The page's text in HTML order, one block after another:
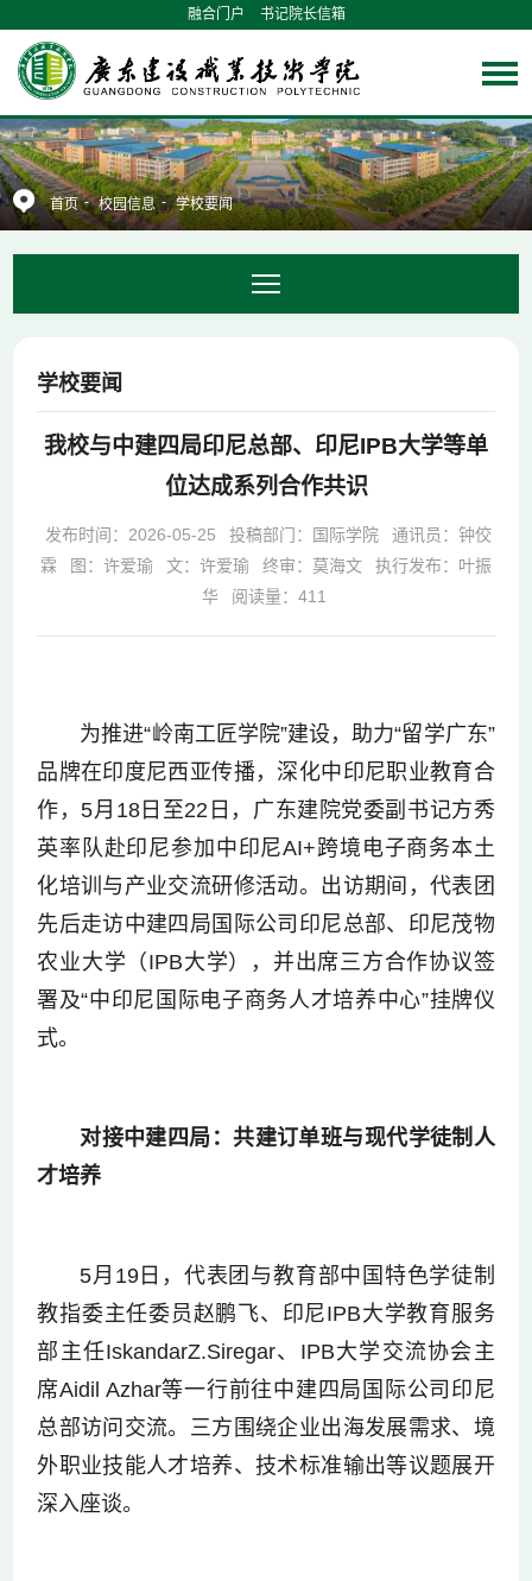
融合门户 书记院长信箱
首页 - 校园信息 - 学校要闻
学校要闻
我校与中建四局印尼总部、印尼IPB大学等单
位达成系列合作共识
发布时间：2026-05-25 投稿部门：国际学院
通讯员：钟佼
霖
图：许爱瑜 文：许爱瑜 终审：莫海文
执行发布：叶振
华
阅读量： 411
为推进“岭南工匠学院”建设，助力“留学广东”
品牌在印度尼西亚传播，深化中印尼职业教育合
作，5月18日至22日，广东建院党委副书记方秀
英率队赴印尼参加中印尼AI+跨境电子商务本土
化培训与产业交流研修活动。出访期间，代表团
先后走访中建四局国际公司印尼总部、印尼茂物
农业大学（IPB大学），并出席三方合作协议签
署及“中印尼国际电子商务人才培养中心”挂牌仪
式。
对接中建四局：共建订单班与现代学徒制人
才培养
5月19日，代表团与教育部中国特色学徒制
教指委主任委员赵鹏飞、印尼IPB大学教育服务
部主任IskandarZ.Siregar、IPB大学交流协会主
席Aidil Azhar等一行前往中建四局国际公司印尼
总部访问交流。三方围绕企业出海发展需求、境
外职业技能人才培养、技术标准输出等议题展开
深入座谈。